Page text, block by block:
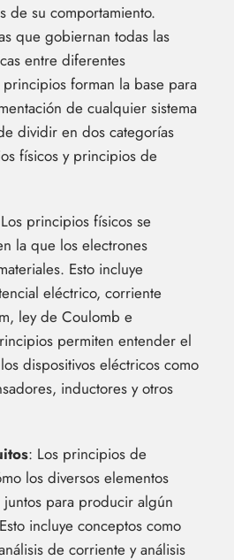
de su comportamiento.
que gobiernan todas las
entre diferentes
forman la base para
de cualquier sistema
dividir en dos categorías
físicos y principios de
principios físicos se
la que los electrones
Esto incluye
eléctrico, corriente
ley de Coulomb e
permiten entender el
dispositivos eléctricos como
inductores y otros
: Los principios de
los diversos elementos
para producir algún
incluye conceptos como
de corriente y análisis